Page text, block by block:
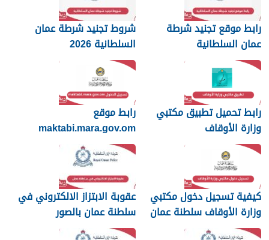
رابط موقع تجنيد شرطة
عمان السلطانية
شروط تجنيد شرطة عمان
السلطانية 2026
رابط تحميل تطبيق مكتبي
وزارة الأوقاف
رابط موقع
maktabi.mara.gov.om
تسجيل الدخول
كيفية تسجيل دخول مكتبي
وزارة الأوقاف سلطنة عمان
عقوبة الابتزاز الالكتروني في
سلطنة عمان بالصور
والرسائل